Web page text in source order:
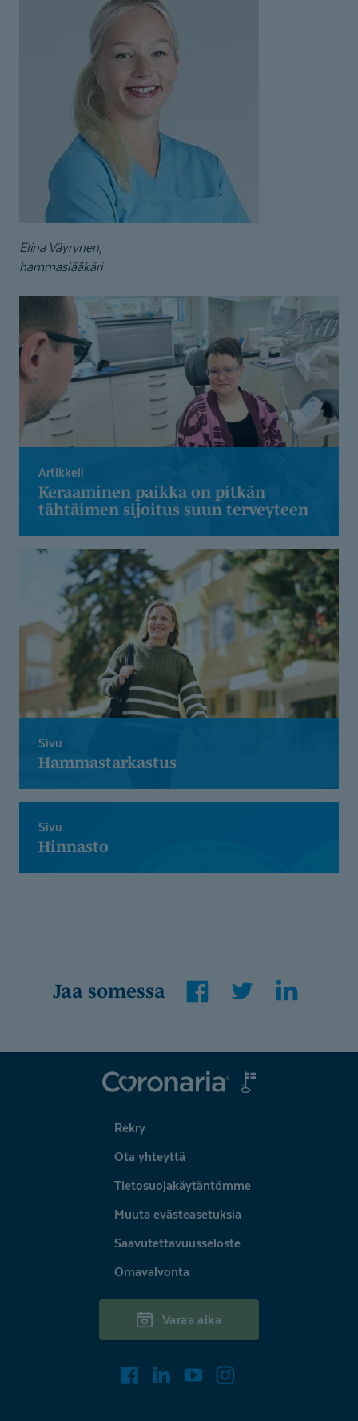
Elina Väyrynen,
hammaslääkäri
Artikkeli
Keraaminen paikka on pitkän
tähtäimen sijoitus suun terveyteen
Sivu
Hammastarkastus
Sivu
Hinnasto
Jaa somessa
Coronaria
Rekry
Ota yhteyttä
Tietosuojakäytäntömme
Muuta evästeasetuksia
Saavutettavuusseloste
Omavalvonta
Varaa aika
FacebookLinkedInYoutube